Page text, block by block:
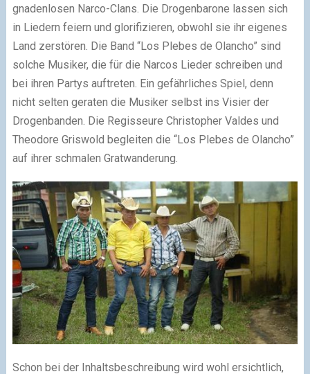
gnadenlosen Narco-Clans. Die Drogenbarone lassen sich
in Liedern feiern und glorifizieren, obwohl sie ihr eigenes
Land zerstören. Die Band “Los Plebes de Olancho” sind
solche Musiker, die für die Narcos Lieder schreiben und
bei ihren Partys auftreten. Ein gefährliches Spiel, denn
nicht selten geraten die Musiker selbst ins Visier der
Drogenbanden. Die Regisseure Christopher Valdes und
Theodore Griswold begleiten die “Los Plebes de Olancho”
auf ihrer schmalen Gratwanderung.
Schon bei der Inhaltsbeschreibung wird wohl ersichtlich,